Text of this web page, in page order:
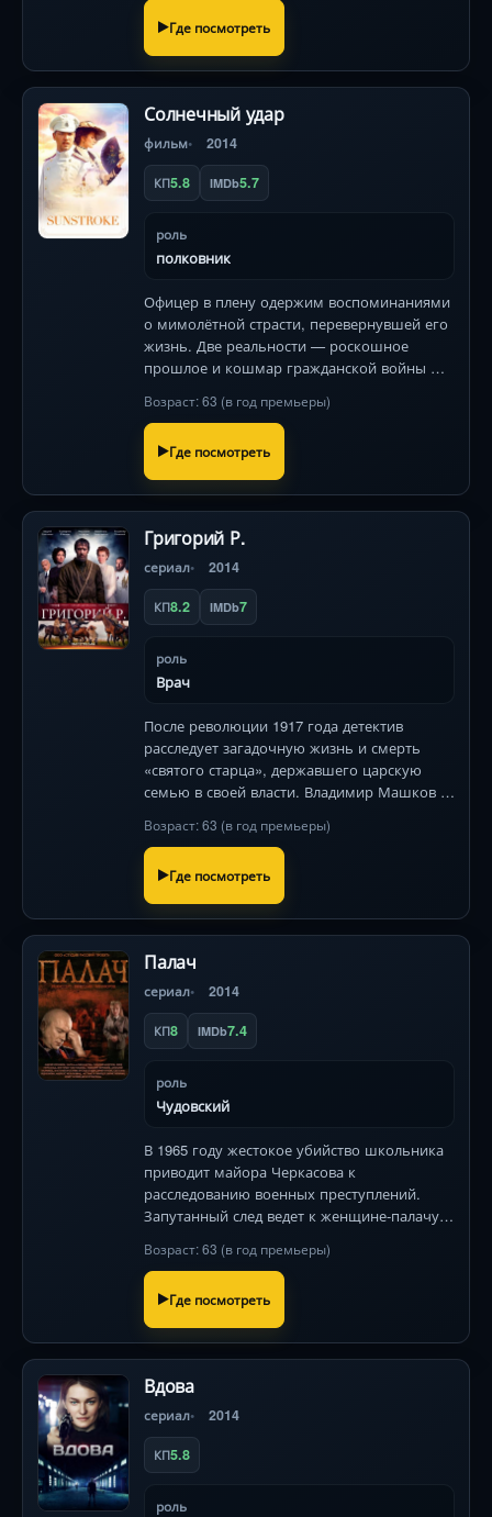
Где посмотреть
Солнечный удар
фильм 2014
КП5.8 IMDb5.7
роль
полковник
Офицер в плену одержим воспоминаниями
о мимолётной страсти, перевернувшей его
жизнь. Две реальности — роскошное
прошлое и кошмар гражданской войны —
Возраст: 63 (в год премьеры)
Где посмотреть
Григорий Р.
сериал 2014
КП8.2 IMDb7
роль
Врач
После революции 1917 года детектив
расследует загадочную жизнь и смерть
«святого старца», державшего царскую
семью в своей власти. Владимир Машков в
истории.
Возраст: 63 (в год премьеры)
Где посмотреть
Палач
сериал 2014
КП8 IMDb7.4
роль
Чудовский
В 1965 году жестокое убийство школьника
приводит майора Черкасова к
расследованию военных преступлений.
Запутанный след ведет к женщине-палачу,
образцовой советской гражданки. Жуткая
тайна «Тоньки-пулеметчицы» всплывает
Возраст: 63 (в год премьеры)
Где посмотреть
Вдова
сериал 2014
КП5.8
роль